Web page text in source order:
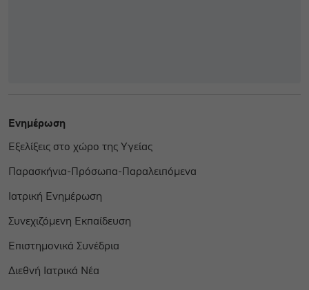
Ενημέρωση
Εξελίξεις στο χώρο της Υγείας
Παρασκήνια-Πρόσωπα-Παραλειπόμενα
Ιατρική Ενημέρωση
Συνεχιζόμενη Εκπαίδευση
Επιστημονικά Συνέδρια
Διεθνή Ιατρικά Νέα